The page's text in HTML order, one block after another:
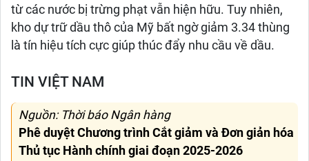
từ các nước bị trừng phạt vẫn hiện hữu. Tuy nhiên,
kho dự trữ dầu thô của Mỹ bất ngờ giảm 3.34 thùng
là tín hiệu tích cực giúp thúc đẩy nhu cầu về dầu.
TIN VIỆT NAM
Nguồn: Thời báo Ngân hàng
Phê duyệt Chương trình Cắt giảm và Đơn giản hóa
Thủ tục Hành chính giai đoạn 2025-2026